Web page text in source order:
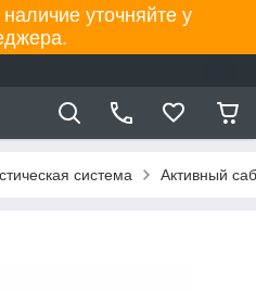
уточняйте у
система Активный